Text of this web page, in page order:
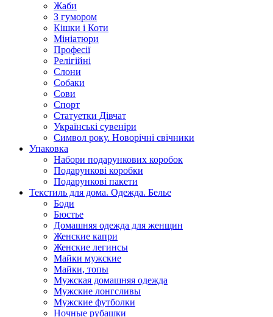
Жаби
З гумором
Кішки і Коти
Мініатюри
Професії
Релігійні
Слони
Собаки
Сови
Спорт
Статуетки Дівчат
Українські сувеніри
Символ року. Новорічні свічники
Упаковка
Набори подарункових коробок
Подарункові коробки
Подарункові пакети
Текстиль для дома. Одежда. Белье
Боди
Бюстье
Домашняя одежда для женщин
Женские капри
Женские легинсы
Майки мужские
Майки, топы
Мужская домашняя одежда
Мужские лонгсливы
Мужские футболки
Ночные рубашки